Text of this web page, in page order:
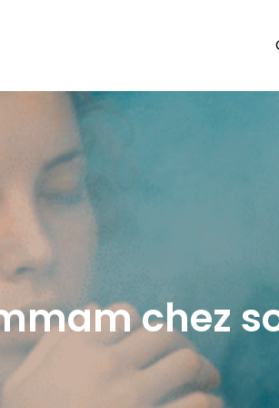
dans tous ses états : du kit piscine
chez